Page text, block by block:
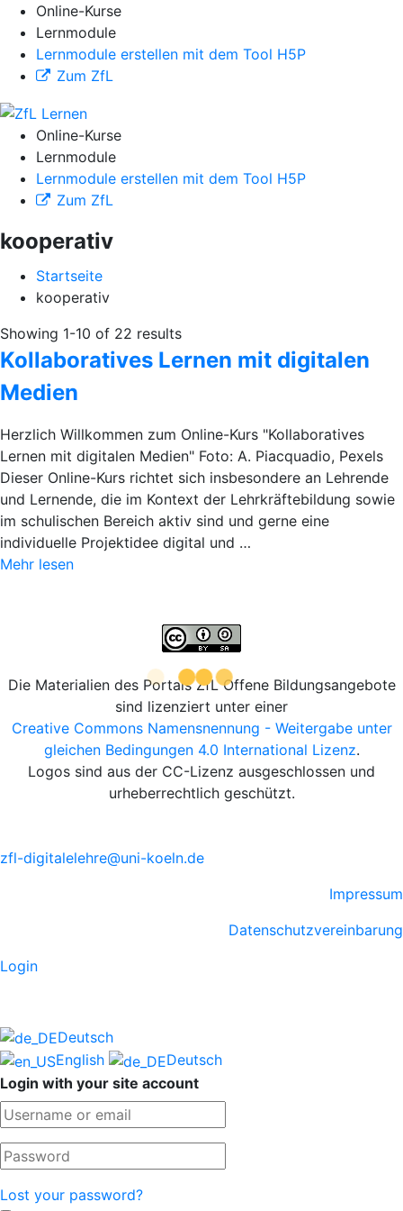
Online-Kurse
Lernmodule
Lernmodule erstellen mit dem Tool H5P
Zum ZfL
Online-Kurse
Lernmodule
Lernmodule erstellen mit dem Tool H5P
Zum ZfL
kooperativ
Startseite
kooperativ
Showing 1-10 of 22 results
Kollaboratives Lernen mit digitalen
Medien
Herzlich Willkommen zum Online-Kurs "Kollaboratives
Lernen mit digitalen Medien" Foto: A. Piacquadio, Pexels
Dieser Online-Kurs richtet sich insbesondere an Lehrende
und Lernende, die im Kontext der Lehrkräftebildung sowie
im schulischen Bereich aktiv sind und gerne eine
individuelle Projektidee digital und …
Mehr lesen
Die Materialien des Portals ZfL Offene Bildungsangebote
sind lizenziert unter einer
Creative Commons Namensnennung - Weitergabe unter
gleichen Bedingungen 4.0 International Lizenz.
Logos sind aus der CC-Lizenz ausgeschlossen und
urheberrechtlich geschützt.
zfl-digitalelehre@uni-koeln.de
Impressum
Datenschutzvereinbarung
Login
Deutsch
English
Deutsch
Login with your site account
Lost your password?